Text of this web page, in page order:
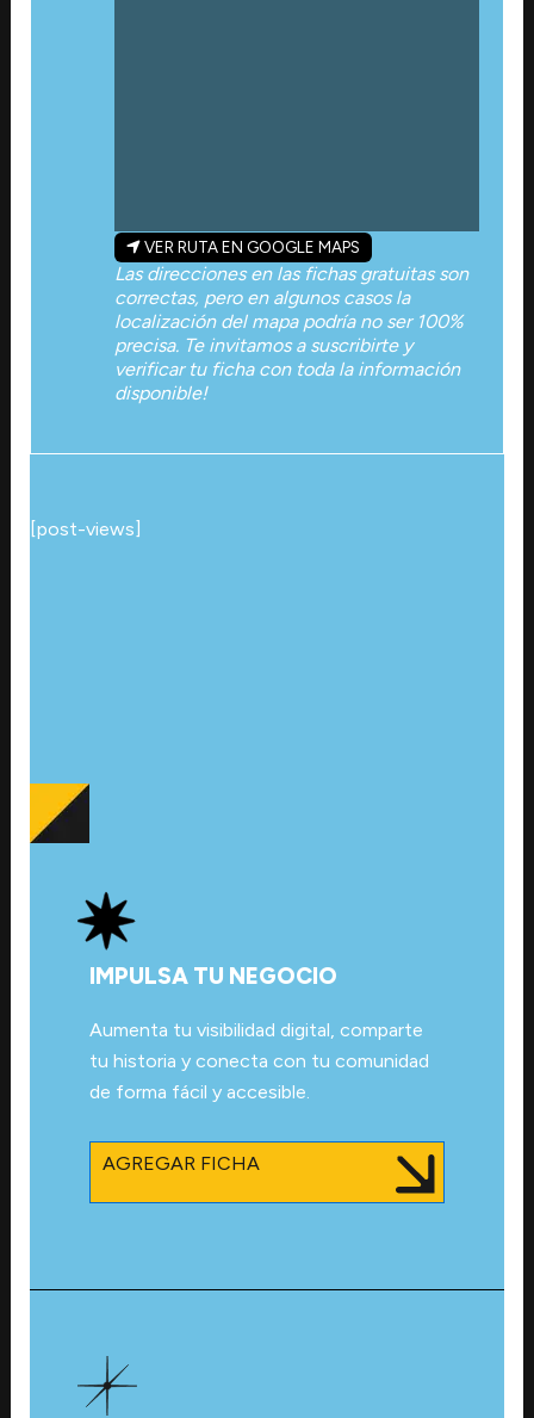
VER RUTA EN GOOGLE MAPS
Las direcciones en las fichas gratuitas son
correctas, pero en algunos casos la
localización del mapa podría no ser 100%
precisa. Te invitamos a suscribirte y
verificar tu ficha con toda la información
disponible!
[post-views]
IMPULSA TU NEGOCIO
Aumenta tu visibilidad digital, comparte
tu historia y conecta con tu comunidad
de forma fácil y accesible.
AGREGAR FICHA